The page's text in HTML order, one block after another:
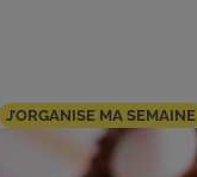
J’ORGANISE MA SEMAINE